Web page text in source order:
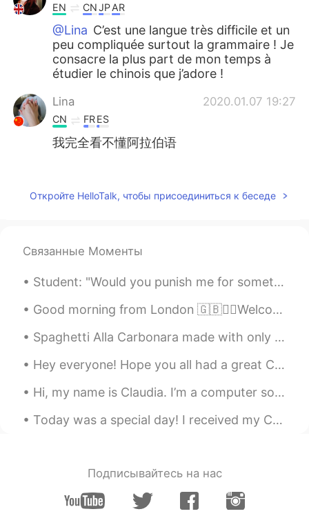
EN CNJPAR
@Lina C’est une langue très difficile et un
peu compliquée surtout la grammaire ! Je
consacre la plus part de mon temps à
étudier le chinois que j’adore !
Lina 2020.01.07 19:27
CN FRES
我完全看不懂阿拉伯语
AR EN
⭐🧷🖤 Yeah
Nouf 2020.01.07 18:23
هالله هالله
AR EN
نعم حكمة جيدة وصحيحة
redhouanehamdaou 2020.01.07 17:47
Откройте HelloTalk, чтобы присоединиться к беседе
Связанные Моменты
Student: "Would you punish me for something I didn`t do?" Teacher: "Of course not." Student: "Go...
Good morning from London 🇬🇧🙋‍♀️Welcome to a wonderful new day , life is about moments don’t wait...
Spaghetti Alla Carbonara made with only few ingredients. Pecorino Romano cheese is a cheese used ...
Hey everyone! Hope you all had a great Christmas and a happy new year! Sorry for not posting for...
Hi, my name is Claudia. I’m a computer software designer. I design computer software. I use a com...
Today was a special day! I received my Chinese name by a great friend! 今天是一个特殊的日子! 我的好朋友给我起了中文名...
Подписывайтесь на нас